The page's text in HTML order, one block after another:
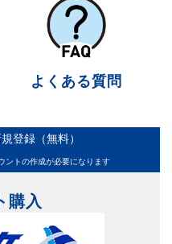
よくある質問
登録（無料）
ントの作成が必要になります
購入